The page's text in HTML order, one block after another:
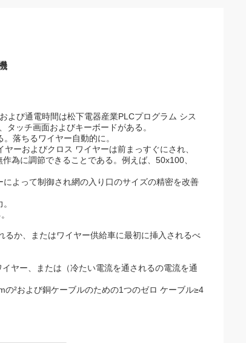
よび通電時間は松下電器産業PLCプログラム シス
ッチ画面およびキーボードがある。
落ちるワイヤー自動的に。
ーおよびクロス ワイヤーは前まっすぐにされ、
為に調節できることである。例えば、50x100、
よって制御され網の入り口のサイズの精密を改善
か、またはワイヤー供給車に最初に挿入されるべ
ヤー、または（冷たい電流を通されるの電流を通
²および銅ケーブルのための1つのゼロ ケーブル≥4